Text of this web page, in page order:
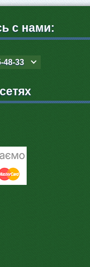
с нами:
48-33